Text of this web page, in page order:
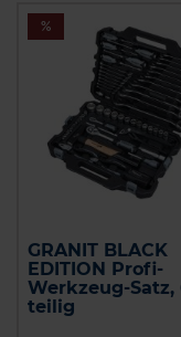
%
GRANIT BLACK
EDITION Profi-
Werkzeug-Satz,
teilig